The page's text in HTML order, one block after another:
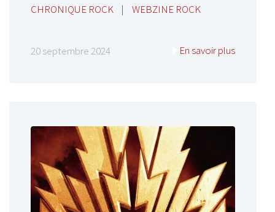
CHRONIQUE ROCK | WEBZINE ROCK
20 septembre 2024 En savoir plus